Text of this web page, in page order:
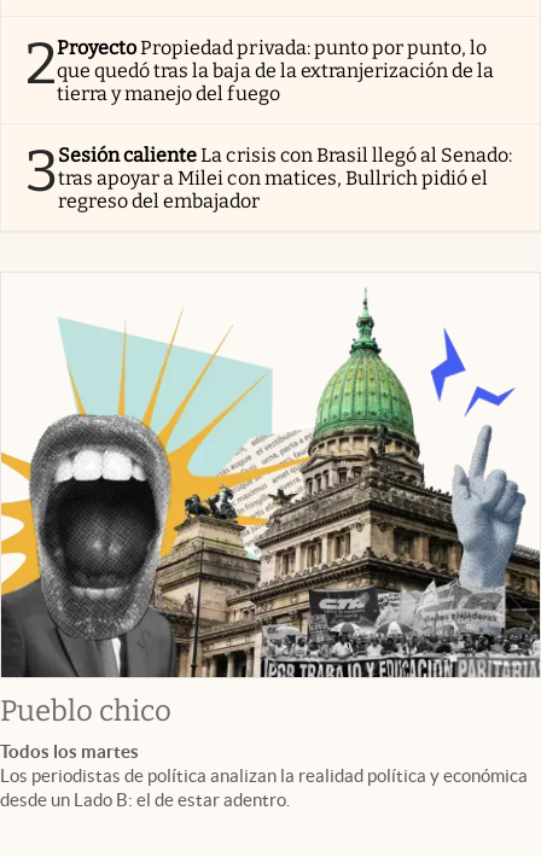
2ProyectoPropiedad privada: punto por punto, lo
que quedó tras la baja de la extranjerización de la
tierra y manejo del fuego
3Sesión calienteLa crisis con Brasil llegó al Senado:
tras apoyar a Milei con matices, Bullrich pidió el
regreso del embajador
Pueblo chico
Todos los martes
Los periodistas de política analizan la realidad política y económica
desde un Lado B: el de estar adentro.